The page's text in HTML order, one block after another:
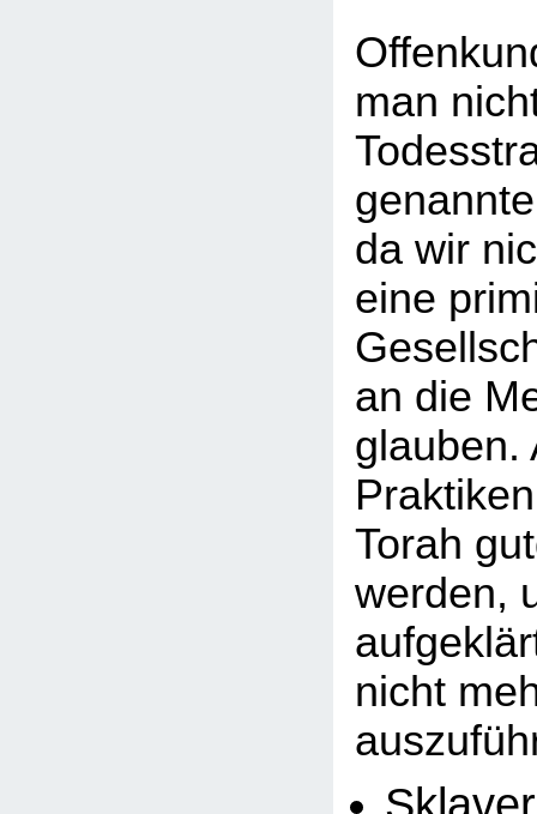
man
da wir
eine
an die
glauben.
Torah
werden,
nicht